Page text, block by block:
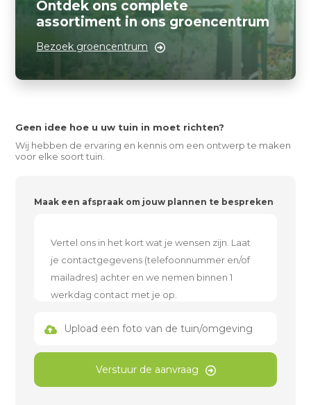
Ontdek ons complete
assortiment in ons groencentrum
Bezoek groencentrum
Geen idee hoe u uw tuin in moet richten?
Wij hebben de ervaring en kennis om een ontwerp te maken
voor elke soort tuin.
Maak een afspraak om jouw plannen te bespreken
Upload een foto van de tuin/omgeving
Verstuur de aanvraag